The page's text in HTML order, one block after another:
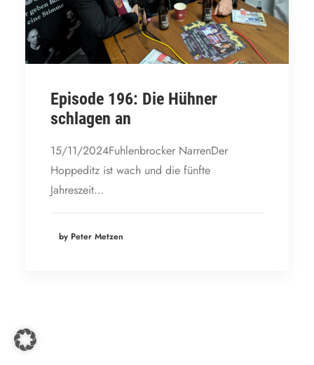
Episode 196: Die Hühner
schlagen an
15/11/2024Fuhlenbrocker NarrenDer
Hoppeditz ist wach und die fünfte
Jahreszeit…
by Peter Metzen